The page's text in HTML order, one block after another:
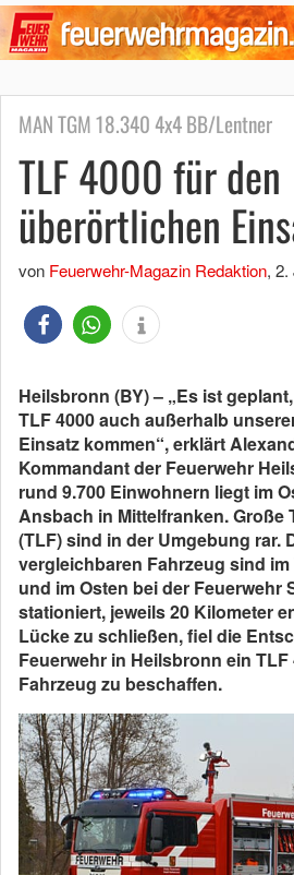
MAN TGM 18.340 4x4 BB/Lentner
TLF 4000 für den
überörtlichen
von Feuerwehr-Magazin Redaktion, 2.
Heilsbronn (BY) – „Es ist
TLF 4000 auch außerhalb
Einsatz kommen“, erklärt
Kommandant der Feuerwehr
rund 9.700 Einwohnern liegt im
Ansbach in Mittelfranken. Große
(TLF) sind in der Umgebung rar.
vergleichbaren Fahrzeug sind
und im Osten bei der Feuerwehr
stationiert, jeweils 20 Kilometer
Lücke zu schließen, fiel die
Feuerwehr in Heilsbronn ein
Fahrzeug zu beschaffen.